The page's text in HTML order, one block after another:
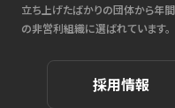
立ち上げたばかりの団体から年
の非営利組織に選ばれています。
採用情報